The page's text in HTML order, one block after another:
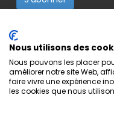
Nous utilisons des
Nous pouvons les placer
améliorer notre site Web,
faire vivre une expérience
les cookies que nous